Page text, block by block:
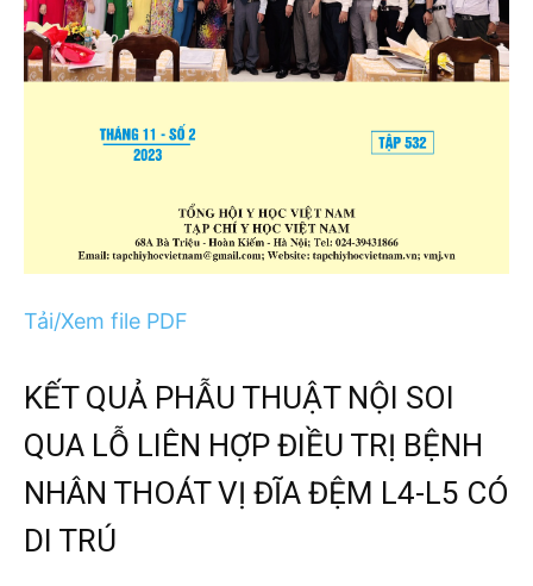
Tải/Xem file PDF
KẾT QUẢ PHẪU THUẬT NỘI SOI
QUA LỖ LIÊN HỢP ĐIỀU TRỊ BỆNH
NHÂN THOÁT VỊ ĐĨA ĐỆM L4-L5 CÓ
DI TRÚ